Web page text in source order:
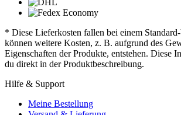
* Diese Lieferkosten fallen bei einem
können weitere Kosten, z. B. aufgrund des
Eigenschaften der Produkte, entstehen. Diese
du direkt in der Produktbeschreibung.
Hilfe & Support
Meine Bestellung